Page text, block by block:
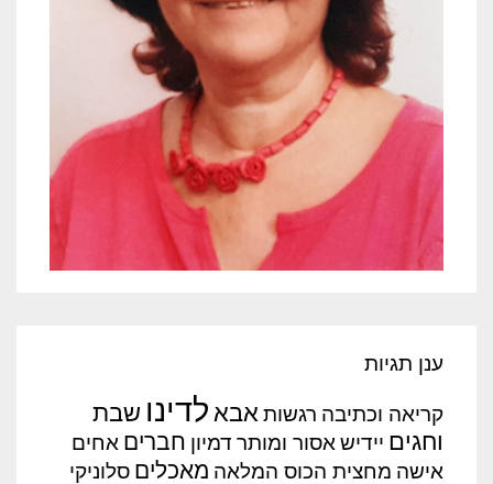
ענן תגיות
קריאה וכתיבה רגשות אבא לדינו שבת
וחגים יידיש אסור ומותר דמיון חברים אחים
אישה מחצית הכוס המלאה מאכלים סלוניקי